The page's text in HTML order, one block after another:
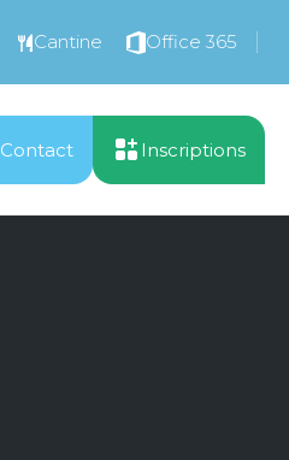
Cantine Office 365
Contact Inscriptions